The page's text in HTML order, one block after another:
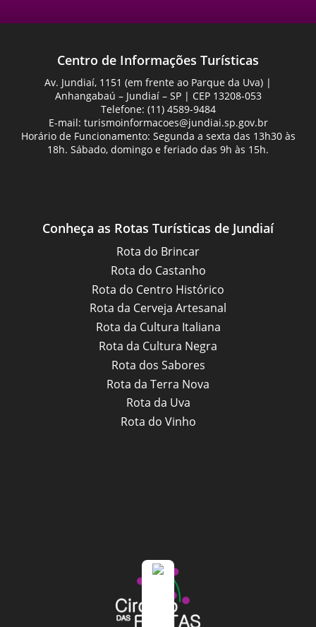
Conheça as Rotas Turísticas de Jundiaí
Rota do Brincar
Rota do Castanho
Rota do Centro Histórico
Rota da Cerveja Artesanal
Rota da Cultura Italiana
Rota da Cultura Negra
Rota dos Sabores
Rota da Terra Nova
Rota da Uva
Rota do Vinho
Centro de Informações Turísticas
Av. Jundiaí, 1151 (em frente ao Parque da Uva) |
Anhangabaú – Jundiaí – SP | CEP 13208-053
Telefone: (11) 4589-9484
E-mail: turismoinformacoes@jundiai.sp.gov.br
Horário de Funcionamento: Segunda a sexta das 13h30 às
18h. Sábado, domingo e feriado das 9h às 15h.